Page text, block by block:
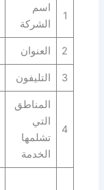
1
اسم
الشركة
2 العنوان
3 التليفون
4
المناطق
التي
تشلمها
الخدمة